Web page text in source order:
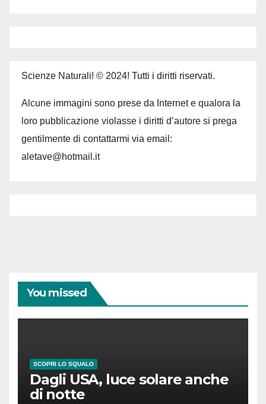
Scienze Naturali! © 2024! Tutti i diritti riservati.
Alcune immagini sono prese da Internet e qualora la
loro pubblicazione violasse i diritti d’autore si prega
gentilmente di contattarmi via email:
aletave@hotmail.it
You missed
SCOPRI LO SQUALO
Dagli USA, luce solare anche
di notte